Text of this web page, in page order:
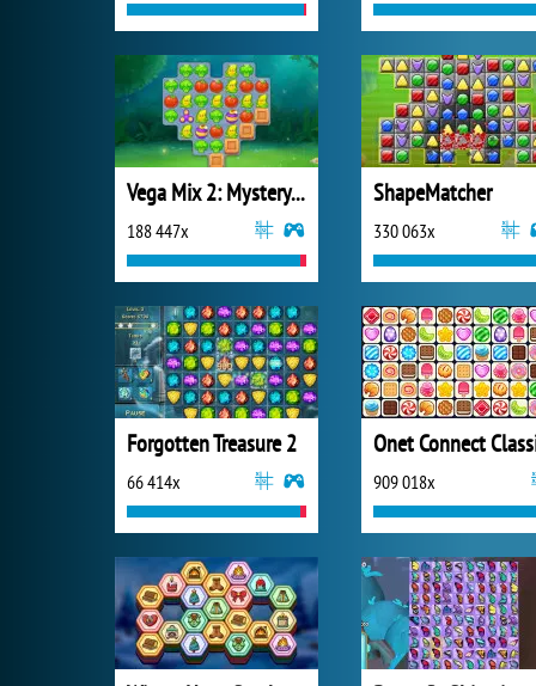
Vega Mix 2: Mystery of Island
188 447x
ShapeMatcher
330 063x
Forgotten Treasure 2
66 414x
Onet Connect
909 018x